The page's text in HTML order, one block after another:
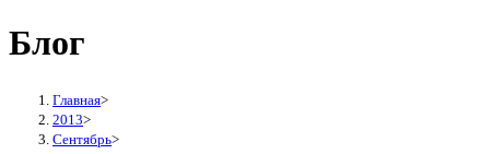
Блог
Главная>
2013>
Сентябрь>